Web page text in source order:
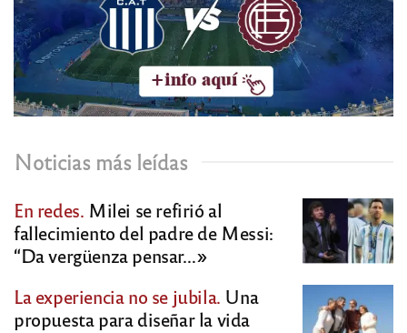
Noticias más leídas
En redes. Milei se refirió al
fallecimiento del padre de Messi:
“Da vergüenza pensar…»
La experiencia no se jubila. Una
propuesta para diseñar la vida